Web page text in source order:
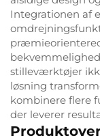
Integrationen af
stilleværktøjer
løsning
kombinere flere
der leverer